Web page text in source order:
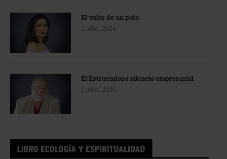
El valor de un pato
1 julio, 2026
El Estruendoso silencio empresarial
1 julio, 2026